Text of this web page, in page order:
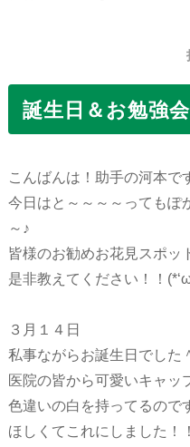
誕生日＆お勉強
こんばんは！助手の河本で
今日はと～～～～ってもぽ
～♪
皆様のお勧めお花見スポッ
是非教えてください！！
３月１４日
私事ながらお誕生日でした
医院の皆から可愛いキャッ
色違いの白を持ってるので
ほしくてこれにしました！！